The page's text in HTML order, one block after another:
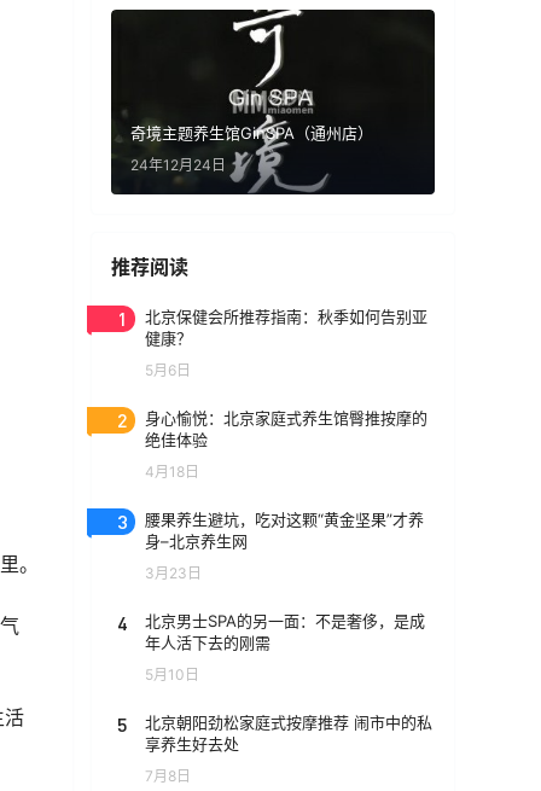
。
活
奇境主题养生馆GinSPA（通州店）
24年12月24日
推荐阅读
1
北京保健会所推荐指南：秋季如何告别亚
健康？
5月6日
2
身心愉悦：北京家庭式养生馆臀推按摩的
绝佳体验
4月18日
3
腰果养生避坑，吃对这颗“黄金坚果”才养
身–北京养生网
3月23日
4
北京男士SPA的另一面：不是奢侈，是成
年人活下去的刚需
5月10日
5
北京朝阳劲松家庭式按摩推荐 闹市中的私
享养生好去处
7月8日